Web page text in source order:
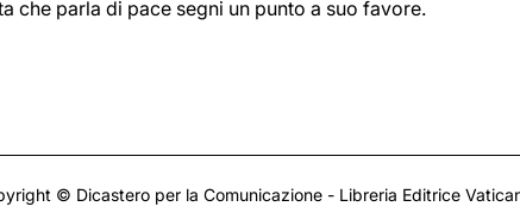
che parla di pace segni un punto a suo favore.
© Dicastero per la Comunicazione - Libreria Editrice